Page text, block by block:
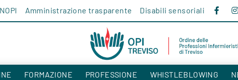
Amministrazione trasparente Disabili sensoriali
FORMAZIONE PROFESSIONE WHISTLEBLOWING